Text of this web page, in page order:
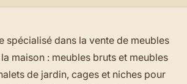
spécialisé dans la vente de meubles
maison : meubles bruts et meubles
de jardin, cages et niches pour